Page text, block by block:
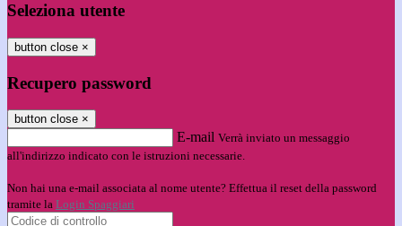
Seleziona utente
button close ×
Recupero password
button close ×
E-mail Verrà inviato un messaggio
all'indirizzo indicato con le istruzioni necessarie.
Non hai una e-mail associata al nome utente? Effettua il reset della password
tramite la Login Spaggiari